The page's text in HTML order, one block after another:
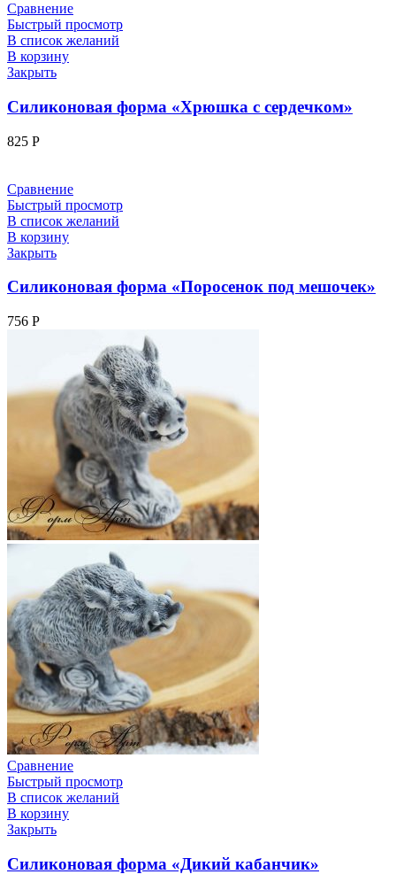
Сравнение
Быстрый просмотр
В список желаний
В корзину
Закрыть
Силиконовая форма «Хрюшка с сердечком»
825 Р
Сравнение
Быстрый просмотр
В список желаний
В корзину
Закрыть
Силиконовая форма «Поросенок под мешочек»
756 Р
Сравнение
Быстрый просмотр
В список желаний
В корзину
Закрыть
Силиконовая форма «Дикий кабанчик»